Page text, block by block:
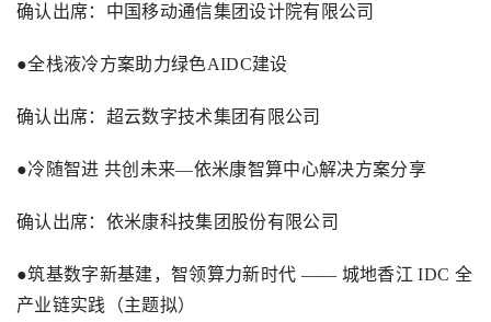
确认出席：中国移动通信集团设计院有限公司
●全栈液冷方案助力绿色AIDC建设
确认出席：超云数字技术集团有限公司
●冷随智进 共创未来—依米康智算中心解决方案分享
确认出席：依米康科技集团股份有限公司
●筑基数字新基建，智领算力新时代 —— 城地香江 IDC 全
产业链实践（主题拟）